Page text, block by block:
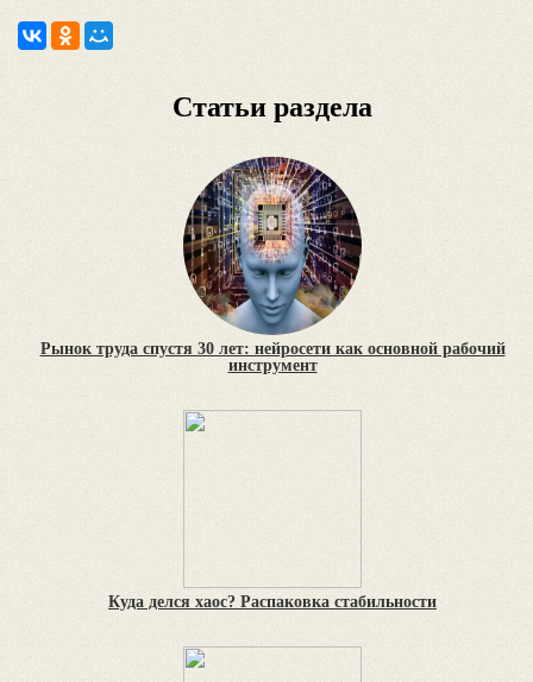
Статьи раздела
Рынок труда спустя 30 лет: нейросети как основной рабочий
инструмент
Куда делся хаос? Распаковка стабильности